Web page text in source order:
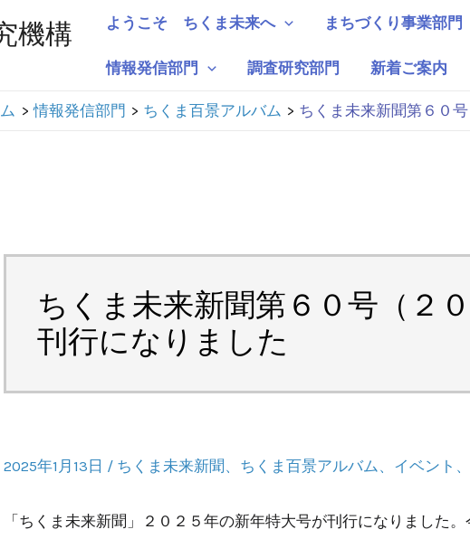
機構 ようこそ ちくま未来へ まちづくり事業部門
情報発信部門 調査研究部門 新着ご案内
情報発信部門 ちくま百景アルバム ちくま未来新聞第６０
ちくま未来新聞第６０号（２
刊行になりました
2025年1月13日 / ちくま未来新聞 、 ちくま百景アルバム、 イベント 、
「ちくま未来新聞」２０２５年の新年特大号が刊行になりました